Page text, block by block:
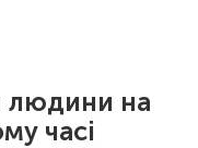
людини на
часі